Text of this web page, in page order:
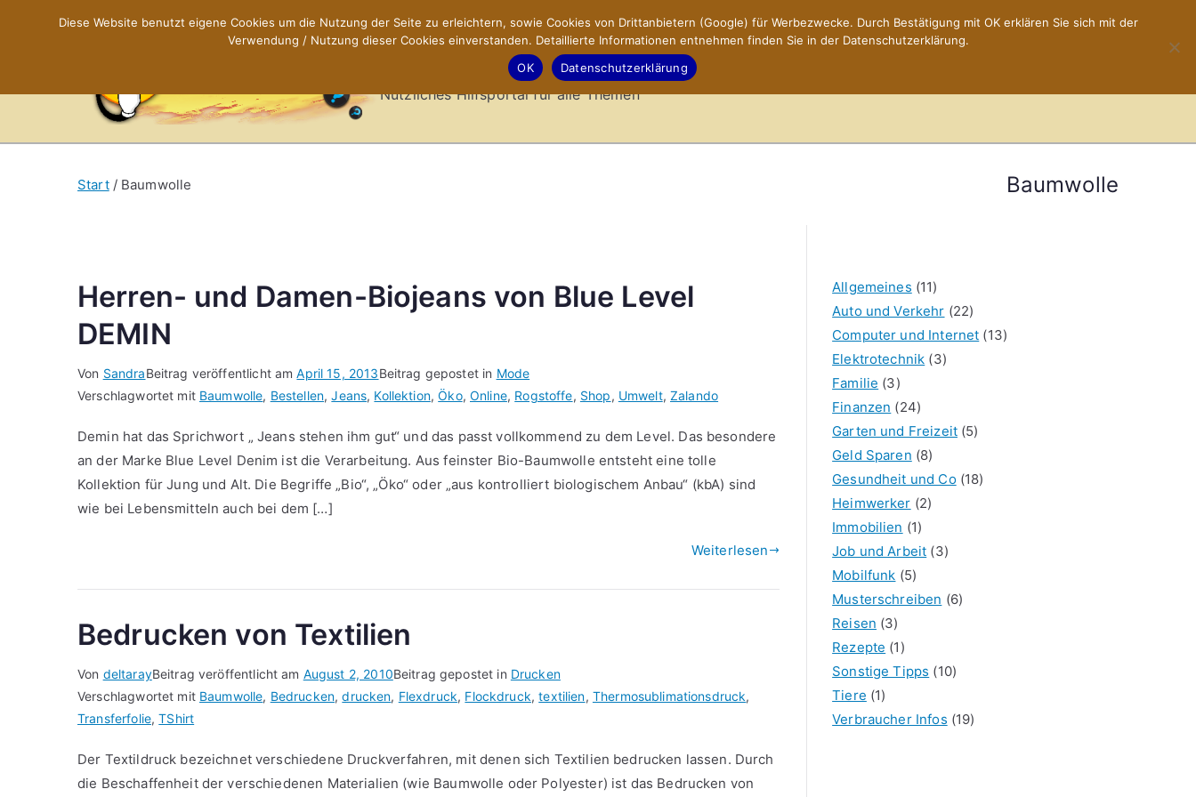
X-Sites.de – Hilfsportal
Nützliches Hilfsportal für alle Themen
Baumwolle
Start Baumwolle
Herren- und Damen-Biojeans von Blue Level
DEMIN
Von SandraBeitrag veröffentlicht amApril 15, 2013Beitrag gepostet in Mode
Verschlagwortet mit Baumwolle, Bestellen,Jeans, Kollektion,Öko, Online, Rogstoffe, Shop, Umwelt,Zalando
Demin hat das Sprichwort „ Jeans stehen ihm gut“ und das passt vollkommend zu dem Level. Das besondere
an der Marke Blue Level Denim ist die Verarbeitung. Aus feinster Bio-Baumwolle entsteht eine tolle
Kollektion für Jung und Alt. Die Begriffe „Bio“, „Öko“ oder „aus kontrolliert biologischem Anbau“ (kbA) sind
wie bei Lebensmitteln auch bei dem […]
Weiterlesen
Bedrucken von Textilien
Von deltarayBeitrag veröffentlicht am August 2, 2010Beitrag gepostet in Drucken
Verschlagwortet mit Baumwolle, Bedrucken,drucken, Flexdruck, Flockdruck,textilien, Thermosublimationsdruck,
Transferfolie,TShirt
Der Textildruck bezeichnet verschiedene Druckverfahren, mit denen sich Textilien bedrucken lassen. Durch
die Beschaffenheit der verschiedenen Materialien (wie Baumwolle oder Polyester) ist das Bedrucken von
Allgemeines (11)
Auto und Verkehr (22)
Computer und Internet (13)
Elektrotechnik (3)
Familie (3)
Finanzen (24)
Garten und Freizeit(5)
Geld Sparen (8)
Gesundheit und Co(18)
Heimwerker (2)
Immobilien (1)
Job und Arbeit (3)
Mobilfunk (5)
Musterschreiben (6)
Reisen (3)
Rezepte (1)
Sonstige Tipps (10)
Tiere (1)
Verbraucher Infos (19)
Diese Website benutzt eigene Cookies um die Nutzung der Seite zu erleichtern, sowie Cookies von Drittanbietern (Google) für Werbezwecke. Durch Bestätigung mit OK erklären Sie sich mit der
Verwendung / Nutzung dieser Cookies einverstanden. Detaillierte Informationen entnehmen finden Sie in der Datenschutzerklärung.
OK
Datenschutzerklärung